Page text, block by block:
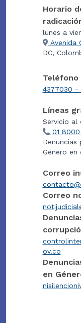
Horario
lunes a
Avenida
DC,
Teléfono
4377030 -
Líneas
Servicio al
01 8000
Denuncias
Género en
Correo
Correo
ov.co
en